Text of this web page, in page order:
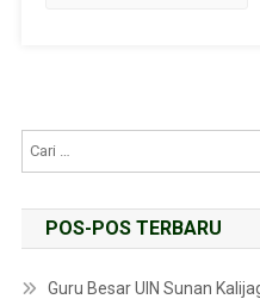
POS-POS TERBARU
Guru Besar UIN Sunan